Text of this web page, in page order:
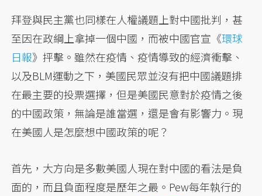
拜登與民主黨也同樣在人權議題上對中國批判，甚
至因在政綱上拿掉一個中國，而被中國官宣《環球
日報》抨擊。雖然在疫情、疫情導致的經濟衝擊、
以及BLM運動之下，美國民眾並沒有把中國議題排
在最主要的投票選擇，但是美國民意對於疫情之後
的中國政策，無論是誰當選，還是會有影響力。現
在美國人是怎麼想中國政策的呢？
首先，大方向是多數美國人現在對中國的看法是負
面的，而且負面程度是歷年之最。Pew每年執行的